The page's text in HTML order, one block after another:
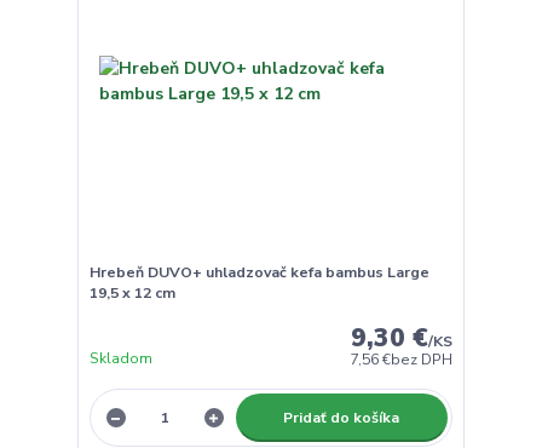
Hrebeň DUVO+ uhladzovač kefa bambus Large
19,5 x 12 cm
9,30 €/KS
7,56 €bez DPH
Skladom
Pridať do košíka